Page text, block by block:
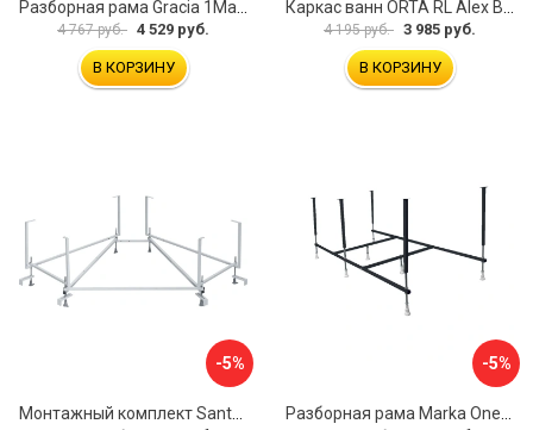
Разборная рама Gracia 1Marka 170 03гр1710
4 767 руб. 4 529 руб.
В КОРЗИНУ
Каркас ванн ORTA RL Alex Baitler KSO15
4 195 руб. 3 985 руб.
В КОРЗИНУ
-5% -5%